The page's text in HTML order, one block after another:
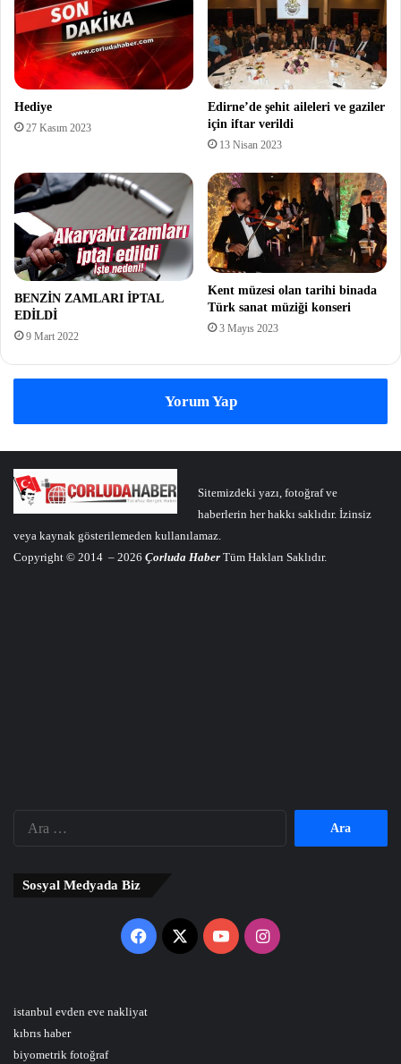
Hediye
27 Kasım 2023
Edirne’de şehit aileleri ve gaziler
için iftar verildi
13 Nisan 2023
BENZİN ZAMLARI İPTAL
EDİLDİ
9 Mart 2022
Kent müzesi olan tarihi binada
Türk sanat müziği konseri
3 Mayıs 2023
Yorum Yap
Sitemizdeki yazı, fotoğraf ve
haberlerin her hakkı saklıdır. İzinsiz
veya kaynak gösterilemeden kullanılamaz.
Copyright © 2014 – 2026 Çorluda Haber Tüm Hakları Saklıdır.
Sosyal Medyada Biz
Facebook
X YouTubeInstagram
istanbul evden eve nakliyat
kıbrıs haber
biyometrik fotoğraf